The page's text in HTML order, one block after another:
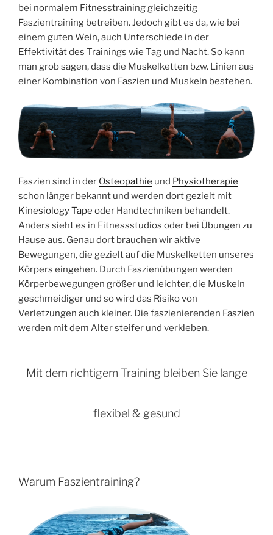
bei normalem Fitnesstraining gleichzeitig
Faszientraining betreiben. Jedoch gibt es da, wie bei
einem guten Wein, auch Unterschiede in der
Effektivität des Trainings wie Tag und Nacht. So kann
man grob sagen, dass die Muskelketten bzw. Linien aus
einer Kombination von Faszien und Muskeln bestehen.
Faszien sind in der Osteopathie und Physiotherapie
schon länger bekannt und werden dort gezielt mit
Kinesiology Tape oder Handtechniken behandelt.
Anders sieht es in Fitnessstudios oder bei Übungen zu
Hause aus. Genau dort brauchen wir aktive
Bewegungen, die gezielt auf die Muskelketten unseres
Körpers eingehen. Durch Faszienübungen werden
Körperbewegungen größer und leichter, die Muskeln
geschmeidiger und so wird das Risiko von
Verletzungen auch kleiner. Die faszienierenden Faszien
werden mit dem Alter steifer und verkleben.
Mit dem richtigem Training bleiben Sie lange
flexibel & gesund
Warum Faszientraining?